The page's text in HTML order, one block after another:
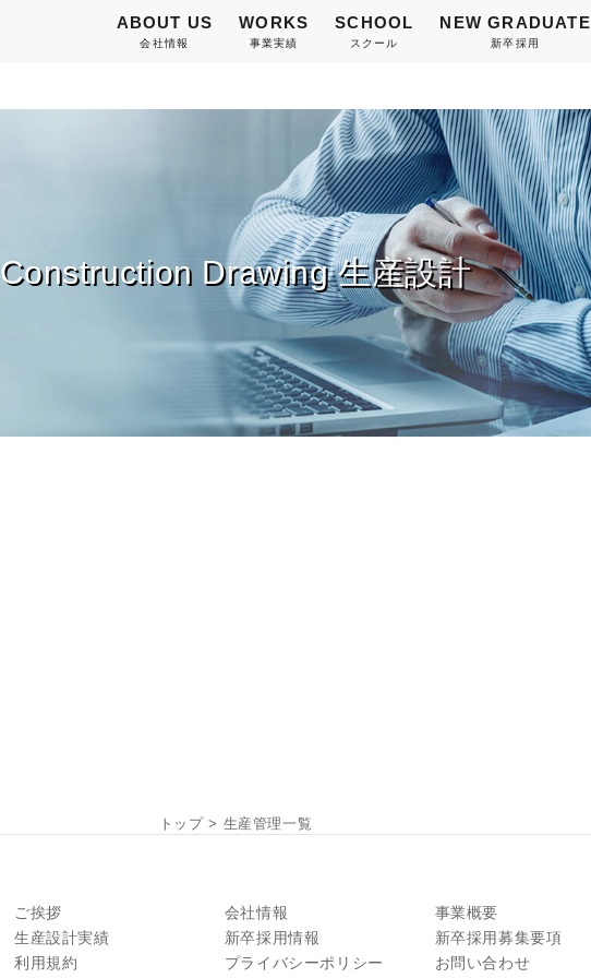
ABOUT US
会社情報
WORKS
事業実績
SCHOOL
スクール
NEW GRADUATE
新卒採用
Construction Drawing 生産設計
トップ > 生産管理一覧
ご挨拶 会社情報 事業概要
生産設計実績
新卒採用情報 新卒採用募集要項
利用規約
プライバシーポリシー お問い合わせ